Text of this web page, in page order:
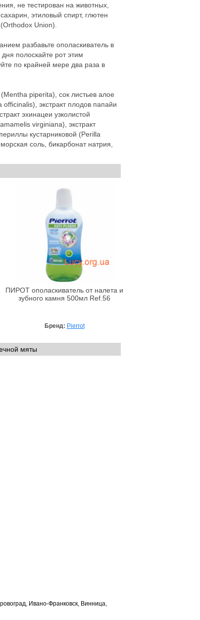
не тестирован на животных,
этиловый спирт, глютен
Union).
разбавьте ополаскиватель в
полоскайте рот этим
по крайней мере два раза в
рiperita), сок листьев алое
экстракт плодов папайи
эхинацеи узколистой
virginiana), экстракт
кустарниковой (Perilla
соль, бикарбонат натрия,
ПИРОТ ополаскиватель от налета и
зубного камня 500мл Ref.56
Бренд: Pierrot
мяты
Ивано-Франковск, Винница,